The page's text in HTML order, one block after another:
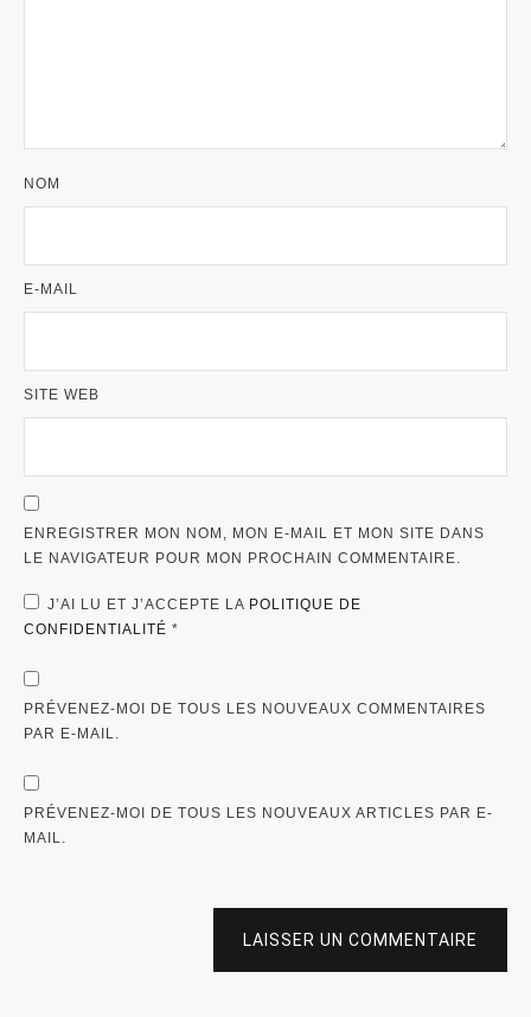
NOM
E-MAIL
SITE WEB
ENREGISTRER MON NOM, MON E-MAIL ET MON SITE DANS
LE NAVIGATEUR POUR MON PROCHAIN COMMENTAIRE.
J’AI LU ET J’ACCEPTE LA POLITIQUE DE
CONFIDENTIALITÉ *
PRÉVENEZ-MOI DE TOUS LES NOUVEAUX COMMENTAIRES
PAR E-MAIL.
PRÉVENEZ-MOI DE TOUS LES NOUVEAUX ARTICLES PAR E-
MAIL.
LAISSER UN COMMENTAIRE